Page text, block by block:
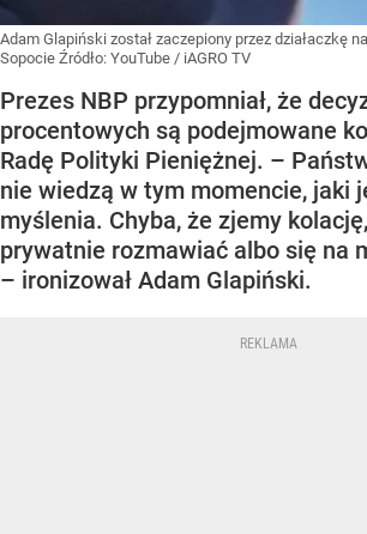
Adam Glapiński został zaczepiony przez działaczkę
Sopocie Źródło: YouTube / iAGRO TV
Prezes NBP przypomniał, że
procentowych są podejmowane
Radę Polityki Pieniężnej. –
nie wiedzą w tym momencie, jaki
myślenia. Chyba, że zjemy
prywatnie rozmawiać albo się na
– ironizował Adam Glapiński.